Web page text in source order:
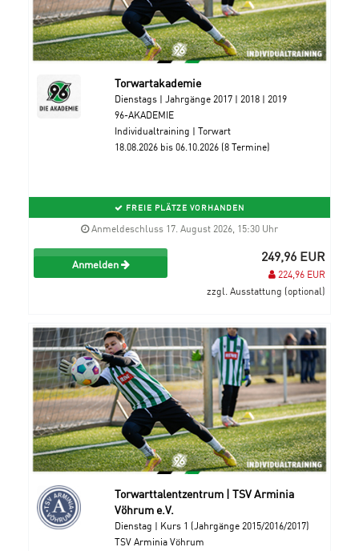
Torwartakademie
Dienstags | Jahrgänge 2017 | 2018 | 2019
96-AKADEMIE
Individualtraining | Torwart
18.08.2026 bis 06.10.2026 (8 Termine)
FREIE PLÄTZE VORHANDEN
Anmeldeschluss 17. August 2026, 15:30 Uhr
Anmelden 249,96 EUR
224,96 EUR
zzgl. Ausstattung (optional)
Torwarttalentzentrum | TSV Arminia
Vöhrum e.V.
Dienstag | Kurs 1 (Jahrgänge 2015/2016/2017)
TSV Arminia Vöhrum